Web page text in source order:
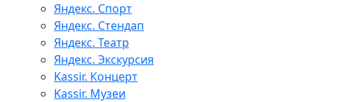
Яндекс. Спорт
Яндекс. Стендап
Яндекс. Театр
Яндекс. Экскурсия
Kassir. Концерт
Kassir. Музеи